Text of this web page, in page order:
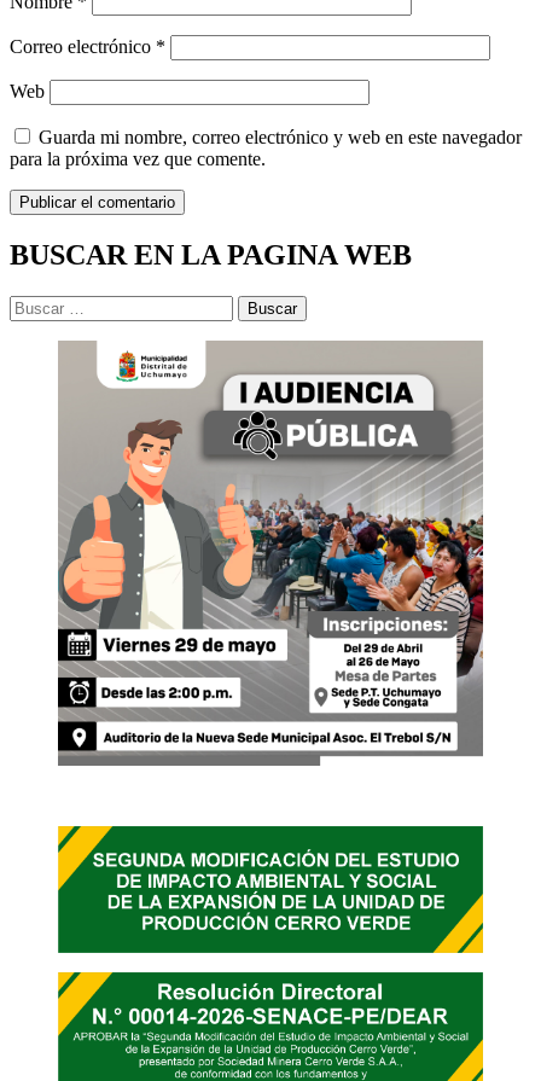
Correo electrónico *
Web
Guarda mi nombre, correo electrónico y web en este navegador
para la próxima vez que comente.
BUSCAR EN LA PAGINA WEB
Buscar: